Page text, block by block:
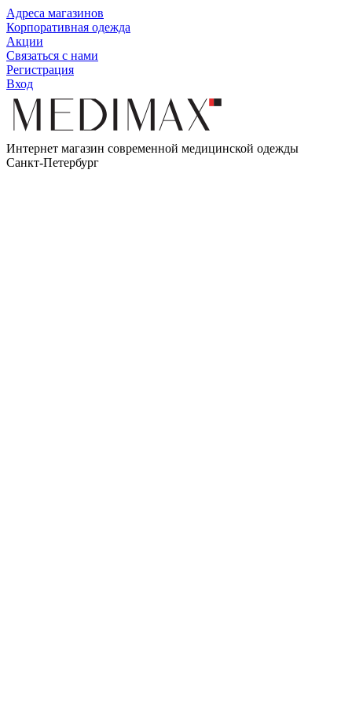
Адреса магазинов
Корпоративная одежда
Акции
Связаться с нами
Регистрация
Вход
Интернет магазин современной медицинской одежды
Санкт-Петербург